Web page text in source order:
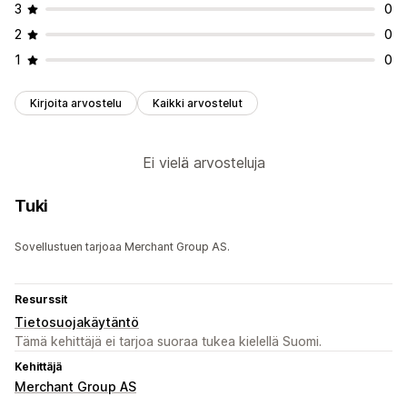
3
0
2
0
1
0
Kirjoita arvostelu Kaikki arvostelut
Ei vielä arvosteluja
Tuki
Sovellustuen tarjoaa Merchant Group AS.
Resurssit
Tietosuojakäytäntö
Tämä kehittäjä ei tarjoa suoraa tukea kielellä Suomi.
Kehittäjä
Merchant Group AS